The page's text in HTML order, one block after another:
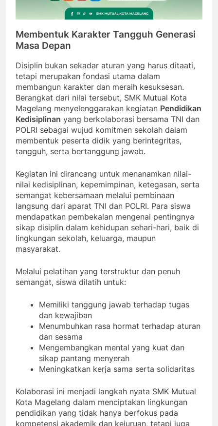
Membentuk Karakter Tangguh Generasi
Masa Depan
Disiplin bukan sekadar aturan yang harus ditaati,
tetapi merupakan fondasi utama dalam
membangun karakter dan meraih kesuksesan.
Berangkat dari nilai tersebut, SMK Mutual Kota
Magelang menyelenggarakan kegiatan Pendidikan
Kedisiplinan yang berkolaborasi bersama TNI dan
POLRI sebagai wujud komitmen sekolah dalam
membentuk peserta didik yang berintegritas,
tangguh, serta bertanggung jawab.
Kegiatan ini dirancang untuk menanamkan nilai-
nilai kedisiplinan, kepemimpinan, ketegasan, serta
semangat kebersamaan melalui pembinaan
langsung dari aparat TNI dan POLRI. Para siswa
mendapatkan pembekalan mengenai pentingnya
sikap disiplin dalam kehidupan sehari-hari, baik di
lingkungan sekolah, keluarga, maupun
masyarakat.
Melalui pelatihan yang terstruktur dan penuh
semangat, siswa dilatih untuk:
Memiliki tanggung jawab terhadap tugas
dan kewajiban
Menumbuhkan rasa hormat terhadap aturan
dan sesama
Mengembangkan mental yang kuat dan
sikap pantang menyerah
Meningkatkan kerja sama serta solidaritas
Kolaborasi ini menjadi langkah nyata SMK Mutual
Kota Magelang dalam menciptakan lingkungan
pendidikan yang tidak hanya berfokus pada
kompetensi akademik dan kejuruan, tetapi juga